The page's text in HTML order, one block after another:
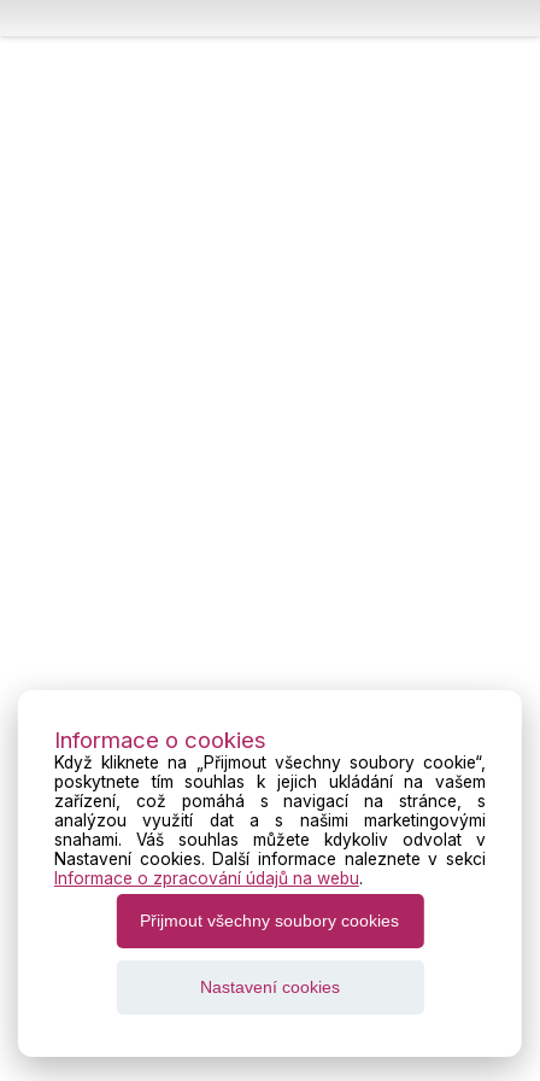
Informace o cookies
Když kliknete na „Přijmout všechny soubory cookie“,
poskytnete tím souhlas k jejich ukládání na vašem
zařízení, což pomáhá s navigací na stránce, s
analýzou využití dat a s našimi marketingovými
snahami. Váš souhlas můžete kdykoliv odvolat v
Nastavení cookies. Další informace naleznete v sekci
Informace o zpracování údajů na webu.
Přijmout všechny soubory cookies
Nastavení cookies